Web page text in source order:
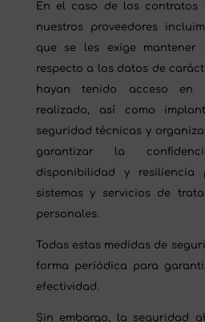
En el caso de los contratos
nuestros proveedores
que se les exige mantener
respecto a los datos de
hayan tenido acceso en
realizado, así como
seguridad técnicas y
garantizar la
disponibilidad y resiliencia
sistemas y servicios de
personales.
Todas estas medidas de
forma periódica para
efectividad.
Sin embargo, la seguridad